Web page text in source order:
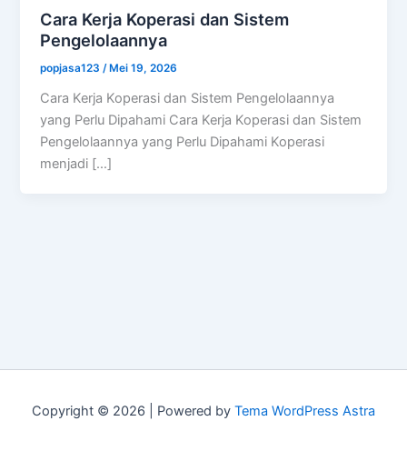
Cara Kerja Koperasi dan Sistem
Pengelolaannya
popjasa123 /Mei 19, 2026
Cara Kerja Koperasi dan Sistem Pengelolaannya
yang Perlu Dipahami Cara Kerja Koperasi dan Sistem
Pengelolaannya yang Perlu Dipahami Koperasi
menjadi […]
Copyright © 2026 | Powered by Tema WordPress Astra